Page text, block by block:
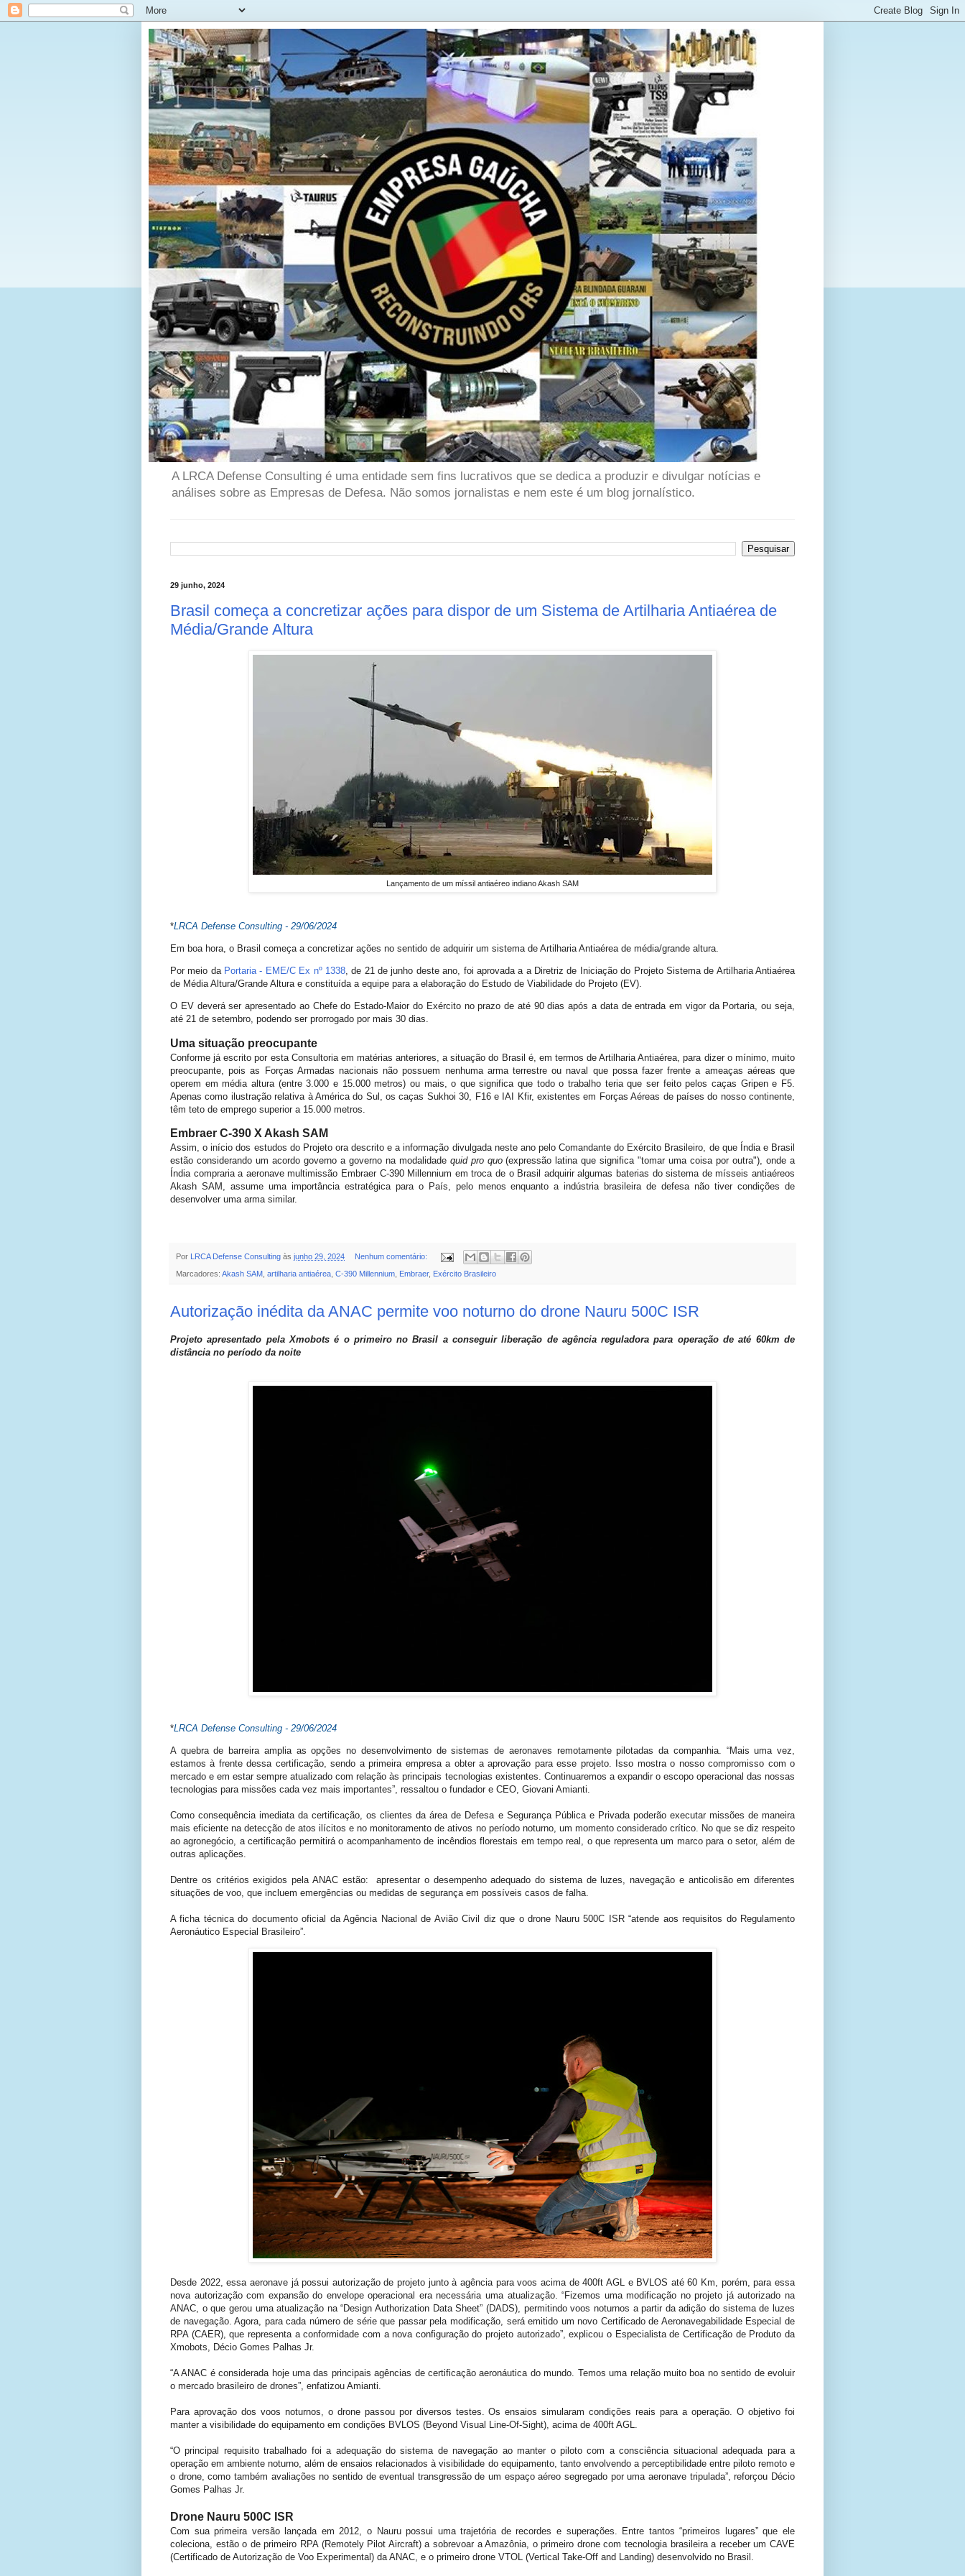
A LRCA Defense Consulting é uma entidade sem fins lucrativos que se dedica a produzir e divulgar notícias e
análises sobre as Empresas de Defesa. Não somos jornalistas e nem este é um blog jornalístico.
29 junho, 2024
Brasil começa a concretizar ações para dispor de um Sistema de Artilharia Antiaérea de
Média/Grande Altura
Lançamento de um míssil antiaéreo indiano Akash SAM
*LRCA Defense Consulting - 29/06/2024
Em boa hora, o Brasil começa a concretizar ações no sentido de adquirir um sistema de Artilharia Antiaérea de média/grande altura.
Por meio da Portaria - EME/C Ex nº 1338, de 21 de junho deste ano, foi aprovada a a Diretriz de Iniciação do Projeto Sistema de Artilharia Antiaérea
de Média Altura/Grande Altura e constituída a equipe para a elaboração do Estudo de Viabilidade do Projeto (EV).
O EV deverá ser apresentado ao Chefe do Estado-Maior do Exército no prazo de até 90 dias após a data de entrada em vigor da Portaria, ou seja,
até 21 de setembro, podendo ser prorrogado por mais 30 dias.
Uma situação preocupante
Conforme já escrito por esta Consultoria em matérias anteriores, a situação do Brasil é, em termos de Artilharia Antiaérea, para dizer o mínimo, muito
preocupante, pois as Forças Armadas nacionais não possuem nenhuma arma terrestre ou naval que possa fazer frente a ameaças aéreas que
operem em média altura (entre 3.000 e 15.000 metros) ou mais, o que significa que todo o trabalho teria que ser feito pelos caças Gripen e F5.
Apenas como ilustração relativa à América do Sul, os caças Sukhoi 30, F16 e IAI Kfir, existentes em Forças Aéreas de países do nosso continente,
têm teto de emprego superior a 15.000 metros.
Embraer C-390 X Akash SAM
Assim, o início dos estudos do Projeto ora descrito e a informação divulgada neste ano pelo Comandante do Exército Brasileiro, de que Índia e Brasil
estão considerando um acordo governo a governo na modalidade quid pro quo(expressão latina que significa "tomar uma coisa por outra"), onde a
Índia compraria a aeronave multimissão Embraer C-390 Millennium em troca de o Brasil adquirir algumas baterias do sistema de mísseis antiaéreos
Akash SAM, assume uma importância estratégica para o País, pelo menos enquanto a indústria brasileira de defesa não tiver condições de
desenvolver uma arma similar.
Por LRCA Defense Consulting às junho 29, 2024 Nenhum comentário:
Marcadores: Akash SAM artilharia antiaérea C-390 Millennium Embraer, Exército Brasileiro
Autorização inédita da ANAC permite voo noturno do drone Nauru 500C ISR
Projeto apresentado pela Xmobots é o primeiro no Brasil a conseguir liberação de agência reguladora para operação de até 60km de
distância no período da noite
*LRCA Defense Consulting - 29/06/2024
A quebra de barreira amplia as opções no desenvolvimento de sistemas de aeronaves remotamente pilotadas da companhia. “Mais uma vez,
estamos à frente dessa certificação, sendo a primeira empresa a obter a aprovação para esse projeto. Isso mostra o nosso compromisso com o
mercado e em estar sempre atualizado com relação às principais tecnologias existentes. Continuaremos a expandir o escopo operacional das nossas
tecnologias para missões cada vez mais importantes”, ressaltou o fundador e CEO, Giovani Amianti.
Como consequência imediata da certificação, os clientes da área de Defesa e Segurança Pública e Privada poderão executar missões de maneira
mais eficiente na detecção de atos ilícitos e no monitoramento de ativos no período noturno, um momento considerado crítico. No que se diz respeito
ao agronegócio, a certificação permitirá o acompanhamento de incêndios florestais em tempo real, o que representa um marco para o setor, além de
outras aplicações.
Dentre os critérios exigidos pela ANAC estão: apresentar o desempenho adequado do sistema de luzes, navegação e anticolisão em diferentes
situações de voo, que incluem emergências ou medidas de segurança em possíveis casos de falha.
A ficha técnica do documento oficial da Agência Nacional de Avião Civil diz que o drone Nauru 500C ISR “atende aos requisitos do Regulamento
Aeronáutico Especial Brasileiro”.
Desde 2022, essa aeronave já possui autorização de projeto junto à agência para voos acima de 400ft AGL e BVLOS até 60 Km, porém, para essa
nova autorização com expansão do envelope operacional era necessária uma atualização. “Fizemos uma modificação no projeto já autorizado na
ANAC, o que gerou uma atualização na “Design Authorization Data Sheet” (DADS), permitindo voos noturnos a partir da adição do sistema de luzes
de navegação. Agora, para cada número de série que passar pela modificação, será emitido um novo Certificado de Aeronavegabilidade Especial de
RPA (CAER), que representa a conformidade com a nova configuração do projeto autorizado”, explicou o Especialista de Certificação de Produto da
Xmobots, Décio Gomes Palhas Jr.
“A ANAC é considerada hoje uma das principais agências de certificação aeronáutica do mundo. Temos uma relação muito boa no sentido de evoluir
o mercado brasileiro de drones”, enfatizou Amianti.
Para aprovação dos voos noturnos, o drone passou por diversos testes. Os ensaios simularam condições reais para a operação. O objetivo foi
manter a visibilidade do equipamento em condições BVLOS (Beyond Visual Line-Of-Sight), acima de 400ft AGL.
“O principal requisito trabalhado foi a adequação do sistema de navegação ao manter o piloto com a consciência situacional adequada para a
operação em ambiente noturno, além de ensaios relacionados à visibilidade do equipamento, tanto envolvendo a perceptibilidade entre piloto remoto e
o drone, como também avaliações no sentido de eventual transgressão de um espaço aéreo segregado por uma aeronave tripulada”, reforçou Décio
Gomes Palhas Jr.
Drone Nauru 500C ISR
Com sua primeira versão lançada em 2012, o Nauru possui uma trajetória de recordes e superações. Entre tantos “primeiros lugares” que ele
coleciona, estão o de primeiro RPA (Remotely Pilot Aircraft) a sobrevoar a Amazônia, o primeiro drone com tecnologia brasileira a receber um CAVE
(Certificado de Autorização de Voo Experimental) da ANAC, e o primeiro drone VTOL (Vertical Take-Off and Landing) desenvolvido no Brasil.